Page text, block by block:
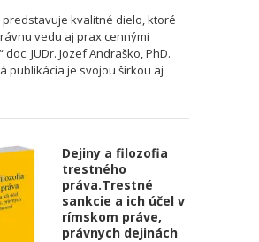
predstavuje kvalitné dielo, ktoré
vedu aj prax cennými
JUDr. Jozef Andraško, PhD.
publikácia je svojou šírkou aj
Dejiny a filozofia
trestného
práva.Trestné
sankcie a ich účel v
rímskom práve,
právnych dejinách